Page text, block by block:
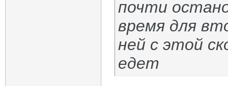
почти
время для
ней с этой
едет